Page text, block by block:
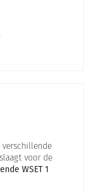
voor de
WSET 1